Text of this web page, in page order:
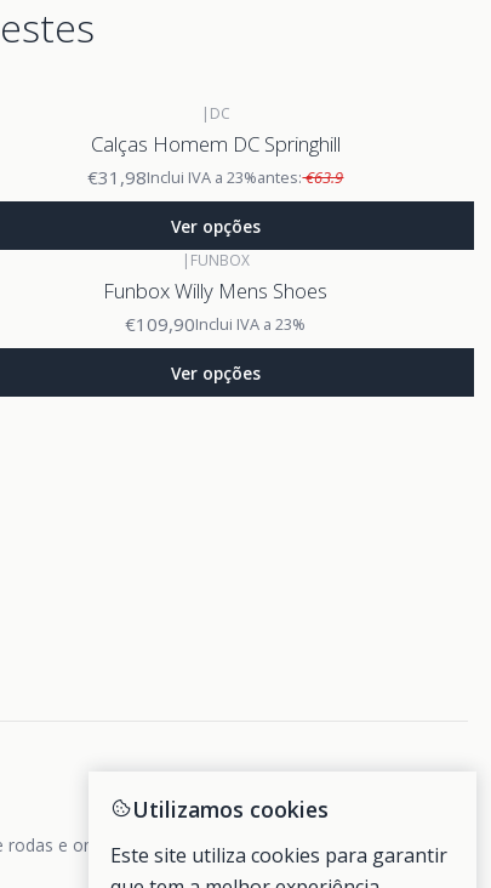
| DC
Calças Homem DC Springhill
€31,98Inclui IVA a 23%antes:€63.9
Ver opções
| FUNBOX
Funbox Willy Mens Shoes
€109,90Inclui IVA a 23%
Ver opções
e ondas.
Utilizamos cookies
Este site utiliza cookies para garantir